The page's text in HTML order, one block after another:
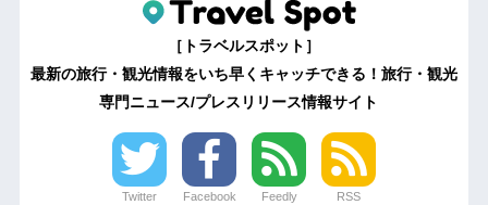
［トラベルスポット］
最新の旅行・観光情報をいち早くキャッチできる！旅行・観光
専門ニュース/プレスリリース情報サイト
Twitter Facebook Feedly RSS